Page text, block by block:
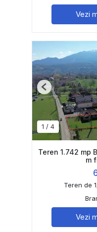
Vezi
1 / 4
Previous
Teren 1.742 mp
m
Teren de
Vezi